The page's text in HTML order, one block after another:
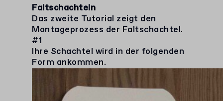
Faltschachteln
Das zweite Tutorial zeigt den
Montageprozess der Faltschachtel.
#1
Ihre Schachtel wird in der folgenden
Form ankommen.